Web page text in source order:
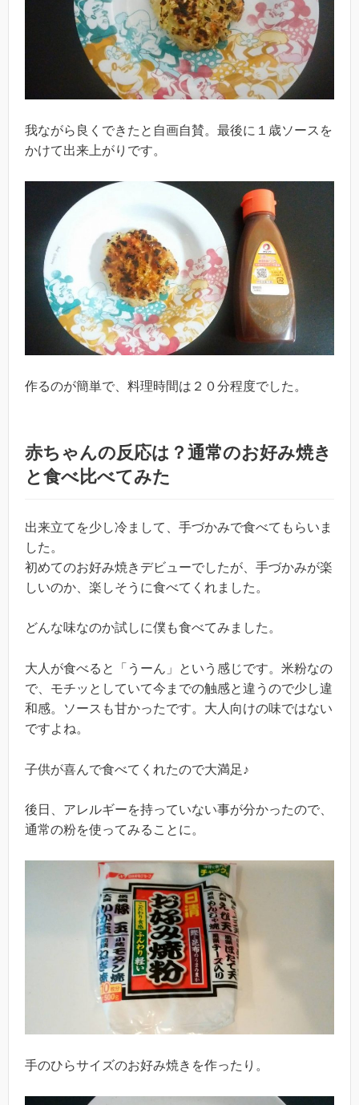
我ながら良くできたと自画自賛。最後に１歳ソースを
かけて出来上がりです。
作るのが簡単で、料理時間は２０分程度でした。
赤ちゃんの反応は？通常のお好み焼き
と食べ比べてみた
出来立てを少し冷まして、手づかみで食べてもらいま
した。
初めてのお好み焼きデビューでしたが、手づかみが楽
しいのか、楽しそうに食べてくれました。
どんな味なのか試しに僕も食べてみました。
大人が食べると「うーん」という感じです。米粉なの
で、モチッとしていて今までの触感と違うので少し違
和感。ソースも甘かったです。大人向けの味ではない
ですよね。
子供が喜んで食べてくれたので大満足♪
後日、アレルギーを持っていない事が分かったので、
通常の粉を使ってみることに。
手のひらサイズのお好み焼きを作ったり。